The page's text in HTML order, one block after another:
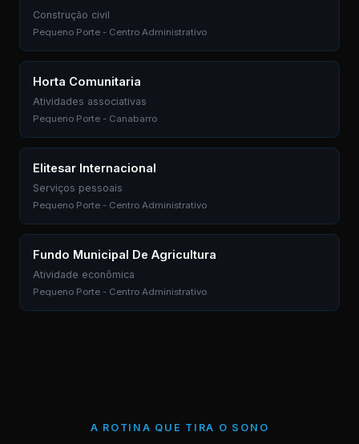
Construção civil
Pequeno Porte - Centro Administrativo
Horta Comunitaria
Atividades associativas
Pequeno Porte - Canabarro
Elitesar Internacional
Serviços pessoais
Pequeno Porte - Centro Administrativo
Fundo Municipal De Agricultura
Atividade econômica
Pequeno Porte - Centro Administrativo
A ROTINA QUE TIRA O SONO